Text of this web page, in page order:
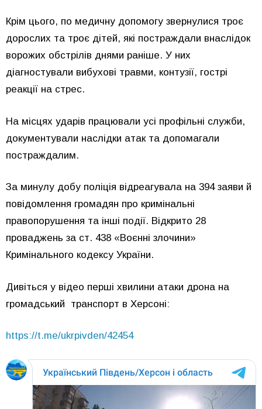
Крім цього, по медичну допомогу звернулися троє
дорослих та троє дітей, які постраждали внаслідок
ворожих обстрілів днями раніше. У них
діагностували вибухові травми, контузії, гострі
реакції на стрес.
На місцях ударів працювали усі профільні служби,
документували наслідки атак та допомагали
постраждалим.
За минулу добу поліція відреагувала на 394 заяви й
повідомлення громадян про кримінальні
правопорушення та інші події. Відкрито 28
проваджень за ст. 438 «Воєнні злочини»
Кримінального кодексу України.
Дивіться у відео перші хвилини атаки дрона на
громадський транспорт в Херсоні:
https://t.me/ukrpivden/42454